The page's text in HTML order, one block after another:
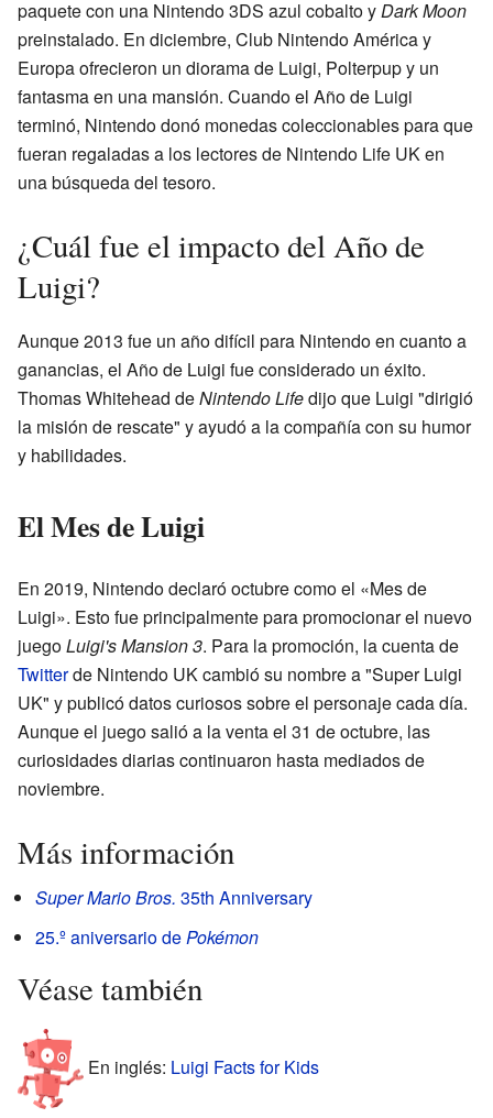
paquete con una Nintendo 3DS azul cobalto yDark Moon
preinstalado. En diciembre, Club Nintendo América y
Europa ofrecieron un diorama de Luigi, Polterpup y un
fantasma en una mansión. Cuando el Año de Luigi
terminó, Nintendo donó monedas coleccionables para que
fueran regaladas a los lectores de Nintendo Life UK en
una búsqueda del tesoro.
¿Cuál fue el impacto del Año de
Luigi?
Aunque 2013 fue un año difícil para Nintendo en cuanto a
ganancias, el Año de Luigi fue considerado un éxito.
Thomas Whitehead deNintendo Lifedijo que Luigi "dirigió
la misión de rescate" y ayudó a la compañía con su humor
y habilidades.
El Mes de Luigi
En 2019, Nintendo declaró octubre como el «Mes de
Luigi». Esto fue principalmente para promocionar el nuevo
juegoLuigi's Mansion 3. Para la promoción, la cuenta de
Twitterde Nintendo UK cambió su nombre a "Super Luigi
UK" y publicó datos curiosos sobre el personaje cada día.
Aunque el juego salió a la venta el 31 de octubre, las
curiosidades diarias continuaron hasta mediados de
noviembre.
Más información
Super Mario Bros. 35th Anniversary
25.º aniversario dePokémon
Véase también
En inglés: Luigi Facts for Kids